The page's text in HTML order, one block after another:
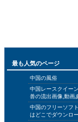
最も人気のページ
中国の風俗
中国レースクイー
兽の流出画像,動画
中国のフリーソフ
はどこでダウンロ